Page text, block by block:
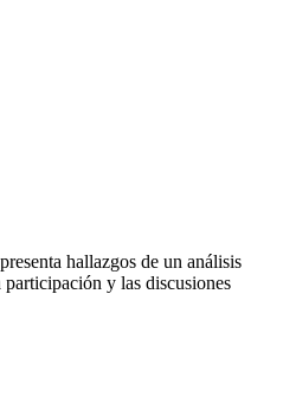
hallazgos de un análisis
y las discusiones